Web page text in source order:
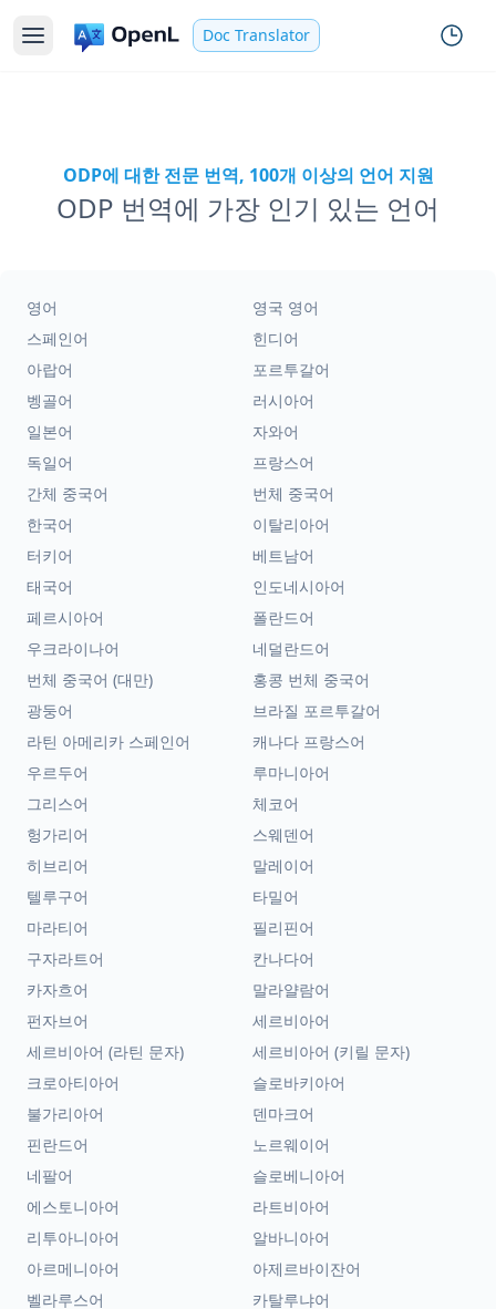
Doc Translator
ODP에 대한 전문 번역, 100개 이상의 언어 지원
ODP 번역에 가장 인기 있는 언어
영어
영국 영어
스페인어
힌디어
아랍어
포르투갈어
벵골어
러시아어
일본어
자와어
독일어
프랑스어
간체 중국어
번체 중국어
한국어
이탈리아어
터키어
베트남어
태국어
인도네시아어
페르시아어
폴란드어
우크라이나어
네덜란드어
번체 중국어 (대만)
홍콩 번체 중국어
광둥어
브라질 포르투갈어
라틴 아메리카 스페인어
캐나다 프랑스어
우르두어
루마니아어
그리스어
체코어
헝가리어
스웨덴어
히브리어
말레이어
텔루구어
타밀어
마라티어
필리핀어
구자라트어
칸나다어
카자흐어
말라얄람어
펀자브어
세르비아어
세르비아어 (라틴 문자)
세르비아어 (키릴 문자)
크로아티아어
슬로바키아어
불가리아어
덴마크어
핀란드어
노르웨이어
네팔어
슬로베니아어
에스토니아어
라트비아어
리투아니아어
알바니아어
아르메니아어
아제르바이잔어
벨라루스어
카탈루냐어